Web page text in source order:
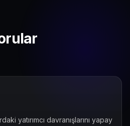
yatırımcı davranışlarını yapay